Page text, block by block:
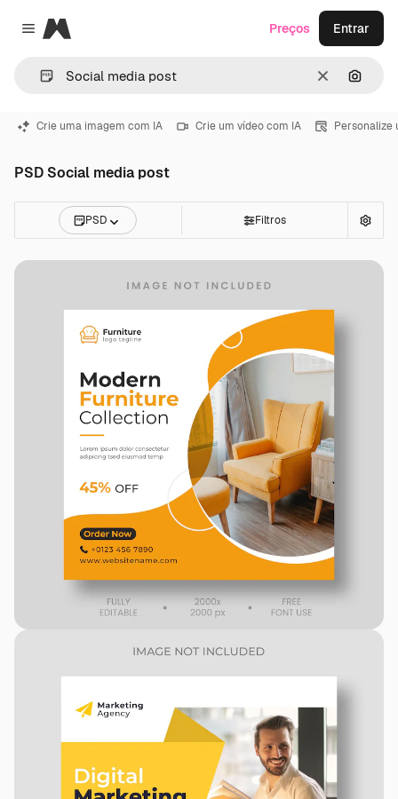
Close menu
Magnific
Limpar
Preços Entrar
Crie uma imagem com IA Crie um vídeo com IA Personalize
PSD Social media post
PSD Filtros